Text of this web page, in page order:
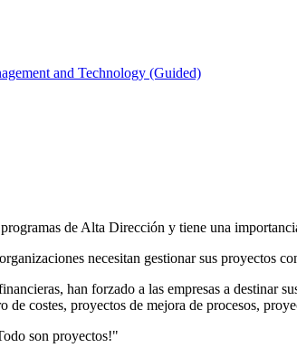
and Technology (Guided)
de Alta Dirección y tiene una
necesitan gestionar sus proyectos
han forzado a las empresas a destinar
costes, proyectos de mejora de procesos,
son proyectos!"